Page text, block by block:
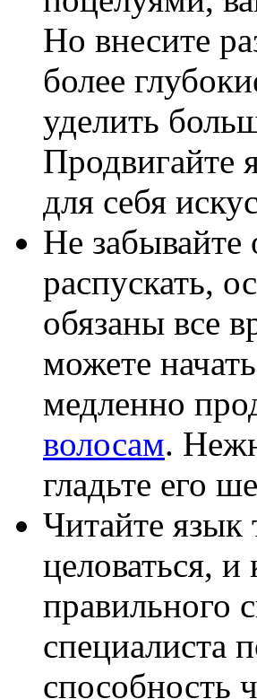
Но внесите
более
уделить
Продвигайте
для себя
Не забывайте
распускать,
обязаны все
можете
медленно
волосам.
гладьте его
Читайте язык
целоваться,
правильного
специалиста
способность